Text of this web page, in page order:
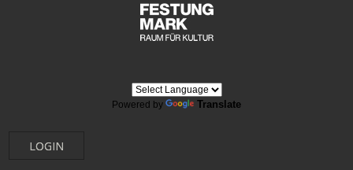
Powered by Translate
LOGIN